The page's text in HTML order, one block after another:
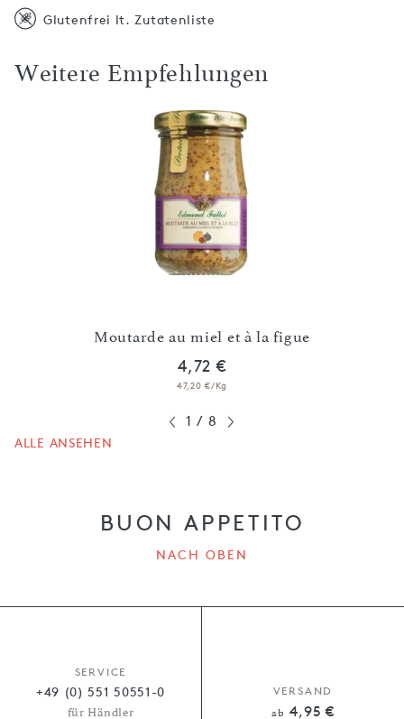
Glutenfrei lt. Zutatenliste
Weitere Empfehlungen
Moutarde au miel et à la figue
4,72 €
47,20 €/Kg
1 / 8
ALLE ANSEHEN
BUON APPETITO
NACH OBEN
SERVICE
+49 (0) 551 50551-0
für Händler
VERSAND
ab 4,95 €